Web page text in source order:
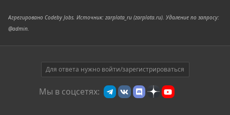
Агрегировано Codeby Jobs. Источник: zarplata_ru (zarplata.ru). Удаление по запросу:
@admin.
Для ответа нужно войти/зарегистрироваться
Мы в соцсетях: